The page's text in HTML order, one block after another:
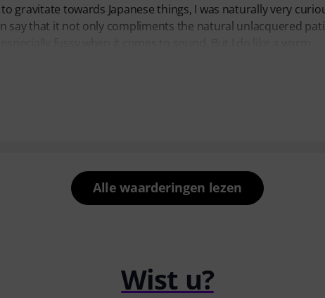
gravitate towards Japanese things, I was naturally very
say that it not only compliments the natural unlacquered
Alle waarderingen lezen
Wist u?